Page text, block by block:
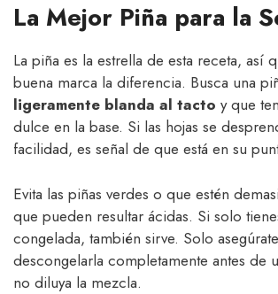
La Mejor Piña para la
La piña es la estrella de esta receta, así
buena marca la diferencia. Busca una
ligeramente blanda al tacto y que
dulce en la base. Si las hojas se
facilidad, es señal de que está en su
Evita las piñas verdes o que estén
que pueden resultar ácidas. Si solo
congelada, también sirve. Solo
descongelarla completamente antes de
no diluya la mezcla.